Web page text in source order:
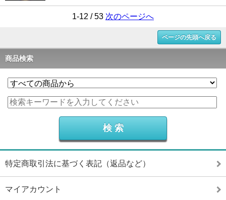
1-12 / 53 次のページへ
ページの先頭へ戻る
商品検索
特定商取引法に基づく表記（返品など）
マイアカウント